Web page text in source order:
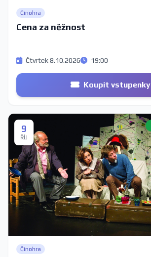
Činohra
Cena za něžnost
Čtvrtek 8.10.2026 19:00
Koupit vstupenky
9
ŘÍJ
Činohra